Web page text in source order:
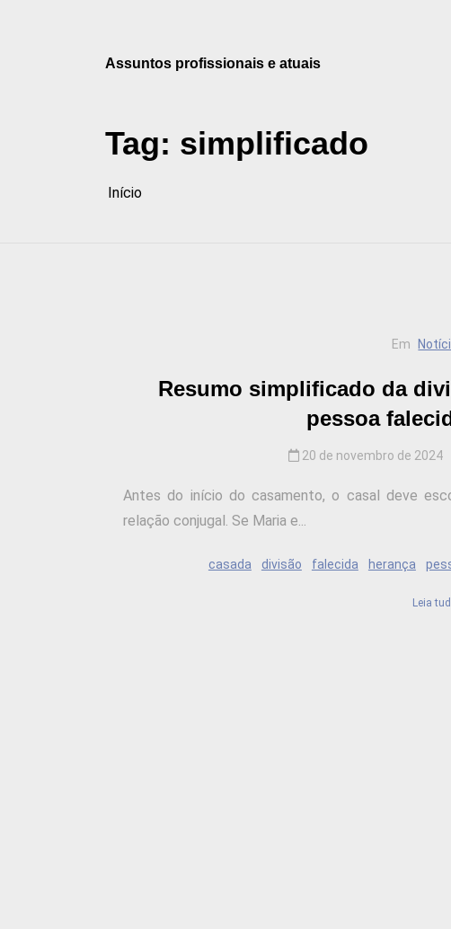
Assuntos profissionais e atuais
Tag: simplificado
Início
Em
Resumo simplificado da
pessoa
20 de novembro de 2024
Antes do início do casamento, o casal deve
relação conjugal. Se Maria e...
casada divisão falecida herança
Leia